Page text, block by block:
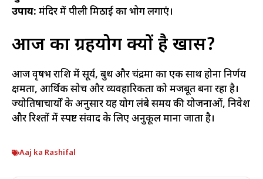
उपाय: मंदिर में पीली मिठाई का भोग लगाएं।
आज का ग्रहयोग क्यों है खास?
आज वृषभ राशि में सूर्य, बुध और चंद्रमा का एक साथ होना निर्णय
क्षमता, आर्थिक सोच और व्यवहारिकता को मजबूत बना रहा है।
ज्योतिषाचार्यों के अनुसार यह योग लंबे समय की योजनाओं, निवेश
और रिश्तों में स्पष्ट संवाद के लिए अनुकूल माना जाता है।
Aaj ka Rashifal